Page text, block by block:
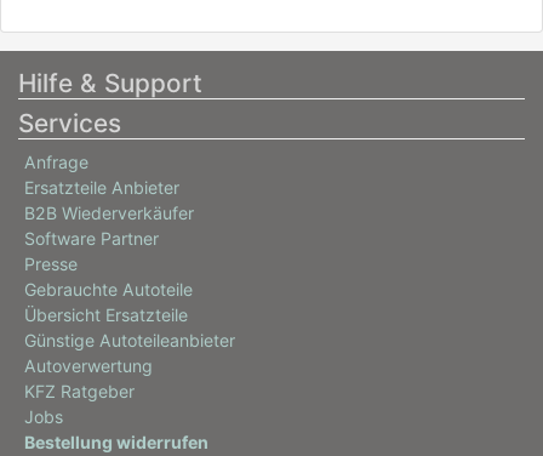
Hilfe & Support
Services
Anfrage
Ersatzteile Anbieter
B2B Wiederverkäufer
Software Partner
Presse
Gebrauchte Autoteile
Übersicht Ersatzteile
Günstige Autoteileanbieter
Autoverwertung
KFZ Ratgeber
Jobs
Bestellung widerrufen